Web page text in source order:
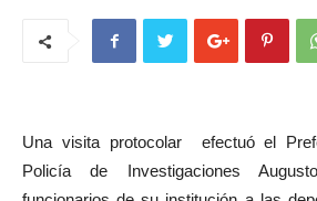
Una visita protocolar efectuó el
Policía de Investigaciones